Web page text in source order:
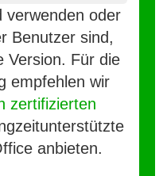
verwenden oder
Benutzer sind,
Version. Für die
empfehlen wir
zertifizierten
anbieten.